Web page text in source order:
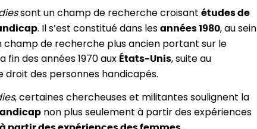
sont un champ de recherche croisant études de
. Il s’est constitué dans les années 1980, au sein
champ de recherche plus ancien portant sur le
fin des années 1970 aux États-Unis, suite au
droit des personnes handicapés.
, certaines chercheuses et militantes soulignent la
non plus seulement à partir des expériences